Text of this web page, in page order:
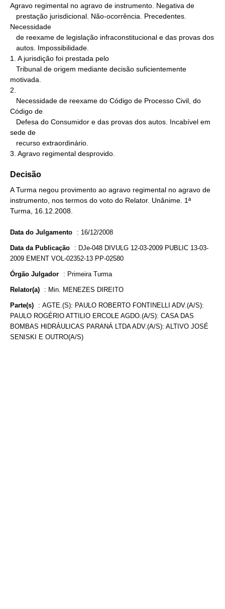
Agravo regimental no agravo de instrumento. Negativa de
Necessidade
1. A jurisdição foi prestada pelo
motivada.
2.
Código de
sede de
3. Agravo regimental desprovido.
Decisão
A Turma negou provimento ao agravo regimental no agravo de
instrumento, nos termos do voto do Relator. Unânime. 1ª
Turma, 16.12.2008.
Data do Julgamento : 16/12/2008
Data da Publicação : DJe-048 DIVULG 12-03-2009 PUBLIC 13-03-
2009 EMENT VOL-02352-13 PP-02580
Órgão Julgador : Primeira Turma
Relator(a) : Min. MENEZES DIREITO
Parte(s) : AGTE.(S): PAULO ROBERTO FONTINELLI ADV.(A/S):
PAULO ROGÉRIO ATTILIO ERCOLE AGDO.(A/S): CASA DAS
BOMBAS HIDRÁULICAS PARANÁ LTDA ADV.(A/S): ALTIVO JOSÉ
SENISKI E OUTRO(A/S)